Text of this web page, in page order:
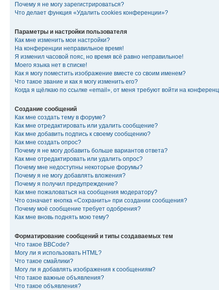
Почему я не могу зарегистрироваться?
Что делает функция «Удалить cookies конференции»?
Параметры и настройки пользователя
Как мне изменить мои настройки?
На конференции неправильное время!
Я изменил часовой пояс, но время всё равно неправильное!
Моего языка нет в списке!
Как я могу поместить изображение вместе со своим именем?
Что такое звание и как я могу изменить его?
Когда я щёлкаю по ссылке «email», от меня требуют войти на
Создание сообщений
Как мне создать тему в форуме?
Как мне отредактировать или удалить сообщение?
Как мне добавить подпись к своему сообщению?
Как мне создать опрос?
Почему я не могу добавить больше вариантов ответа?
Как мне отредактировать или удалить опрос?
Почему мне недоступны некоторые форумы?
Почему я не могу добавлять вложения?
Почему я получил предупреждение?
Как мне пожаловаться на сообщения модератору?
Что означает кнопка «Сохранить» при создании сообщения?
Почему моё сообщение требует одобрения?
Как мне вновь поднять мою тему?
Форматирование сообщений и типы создаваемых тем
Что такое BBCode?
Могу ли я использовать HTML?
Что такое смайлики?
Могу ли я добавлять изображения к сообщениям?
Что такое важные объявления?
Что такое объявления?